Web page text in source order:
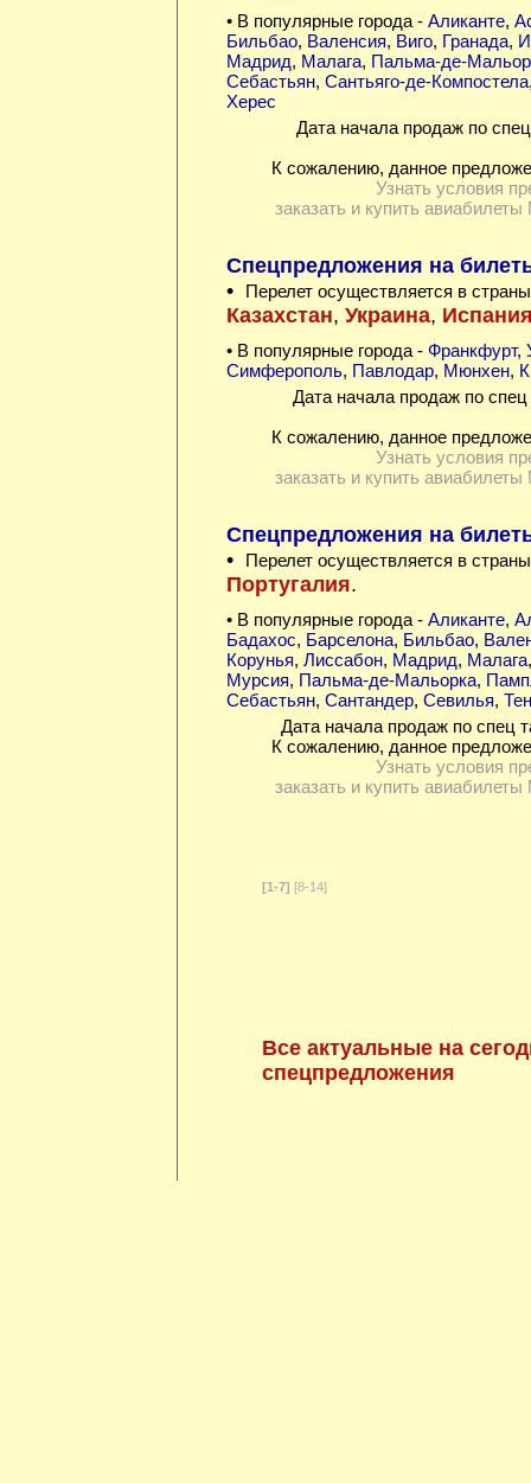
• В популярные города - Аликанте,
Бильбао, Валенсия, Виго, Гранада,
Мадрид, Малага, Пальма-де-
Себастьян, Сантьяго-де-Компостела
Херес
Дата начала продаж по
К сожалению, данное
Узнать условия
заказать и купить
Спецпредложения на
•
Перелет осуществляется в
Казахстан, Украина,
• В популярные города - Франкфурт,
Симферополь, Павлодар, Мюнхен,
Дата начала продаж по
К сожалению, данное
Узнать условия
заказать и купить
Спецпредложения на
•
Перелет осуществляется в
Португалия.
• В популярные города - Аликанте,
Бадахос, Барселона, Бильбао,
Корунья, Лиссабон, Мадрид, Малага
Мурсия, Пальма-де-Мальорка,
Себастьян, Сантандер, Севилья,
Дата начала продаж по спец
К сожалению, данное
Узнать условия
заказать и купить
[1-7] [8-14]
Все актуальные на
спецпредложения